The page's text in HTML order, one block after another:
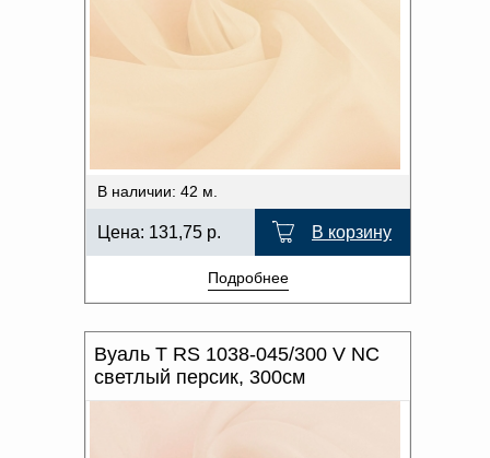
В наличии: 42 м.
Цена: 131,75 р. В корзину
Подробнее
Вуаль T RS 1038-045/300 V NC
светлый персик, 300см